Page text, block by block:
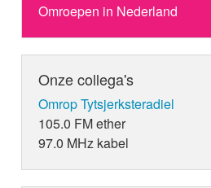
Omroepen in Nederland
Onze collega's
Omrop Tytsjerksteradiel
105.0 FM ether
97.0 MHz kabel